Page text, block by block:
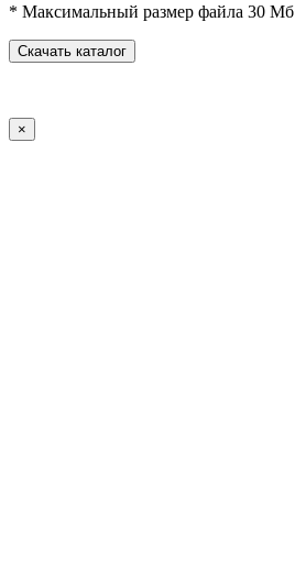
Домики-беседки
Детские столики и скамьи
Теневые навесы и сцены
* Максимальный размер файла 30 Мб
Скачать каталог
×